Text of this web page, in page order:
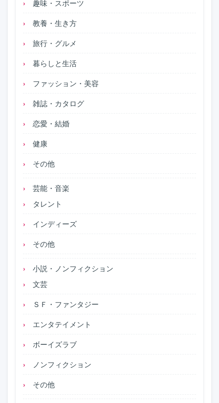
趣味・スポーツ
教養・生き方
旅行・グルメ
暮らしと生活
ファッション・美容
雑誌・カタログ
恋愛・結婚
健康
その他
芸能・音楽
タレント
インディーズ
その他
小説・ノンフィクション
文芸
ＳＦ・ファンタジー
エンタテイメント
ボーイズラブ
ノンフィクション
その他